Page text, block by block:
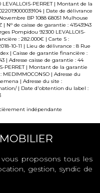
PERRET | Montant de la
| Date de délivrance
BP 1088 68051 Mulhouse
N° de caisse de garantie : 41543943
Pompidou 92300 LEVALLOIS-
: 282.000€ | Carte S :
10-11 | Lieu de délivrance : 8 Rue
| Caisse de garantie financière :
| Adresse caisse de garantie : 44
PERRET | Montant de la garantie
| Adresse du
| Adresse du site :
| Date d'obtention du label :
indépendante
proposons tous les
gestion, syndic de